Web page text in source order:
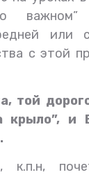
о
или
с этой
той
крыло”, и
, к.п.н,